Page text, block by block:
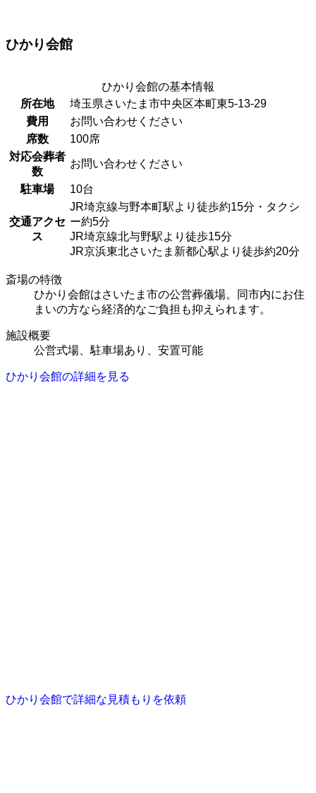
ひかり会館
ひかり会館の基本情報
所在地
埼玉県さいたま市中央区本町東5-13-29
費用
お問い合わせください
席数
100席
対応会葬者
数
お問い合わせください
駐車場 10台
交通アクセ
ス
JR埼京線与野本町駅より徒歩約15分・タクシ
ー約5分
JR埼京線北与野駅より徒歩15分
JR京浜東北さいたま新都心駅より徒歩約20分
斎場の特徴
ひかり会館はさいたま市の公営葬儀場。同市内にお住
まいの方なら経済的なご負担も抑えられます。
施設概要
公営式場、駐車場あり、安置可能
ひかり会館の詳細を見る
ひかり会館で詳細な見積もりを依頼